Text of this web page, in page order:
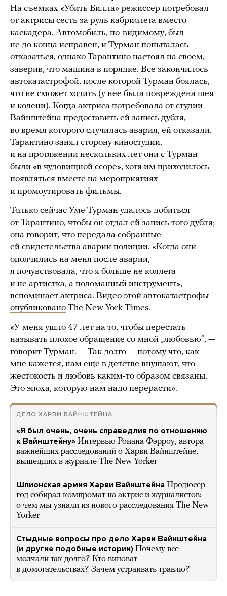
На съемках «Убить Билла» режиссер потребовал
от актрисы сесть за руль кабриолета вместо
каскадера. Автомобиль, по-видимому, был
не до конца исправен, и Турман попыталась
отказаться, однако Тарантино настоял на своем,
заверив, что машина в порядке. Все закончилось
автокатастрофой, после которой Турман боялась,
что не сможет ходить (у нее была повреждена шея
и колени). Когда актриса потребовала от студии
Вайнштейна предоставить ей запись дубля,
во время которого случилась авария, ей отказали.
Тарантино занял сторону киностудии,
и на протяжении нескольких лет они с Турман
были «в чудовищной ссоре», хотя им приходилось
появляться вместе на мероприятиях
и промоутировать фильмы.
Только сейчас Уме Турман удалось добиться
от Тарантино, чтобы он отдал ей запись того дубля;
она говорит, что передала собранные
ей свидетельства аварии полиции. «Когда они
ополчились на меня после аварии,
я почувствовала, что я больше не коллега
и не артистка, а поломанный инструмент», —
вспоминает актриса. Видео этой автокатастрофы
опубликовано The New York Times.
«У меня ушло 47 лет на то, чтобы перестать
называть плохое обращение со мной „любовью“, —
говорит Турман. — Так долго — потому что, как
мне кажется, нам еще в детстве внушают, что
жестокость и любовь каким-то образом связаны.
Это эпоха, которую нам надо перерасти».
ДЕЛО ХАРВИ ВАЙНШТЕЙНА
«Я был очень, очень справедлив по отношению
к Вайнштейну» Интервью Ронана Фэрроу, автора
важнейших расследований о Харви Вайнштейне,
вышедших в журнале The New Yorker
Шпионская армия Харви Вайнштейна Продюсер
год собирал компромат на актрис и журналистов:
о чем мы узнали из нового расследования The New
Yorker
Стыдные вопросы про дело Харви Вайнштейна
(и другие подобные истории) Почему все
молчали так долго? Кто виноват
в домогательствах? Зачем устраивать травлю?